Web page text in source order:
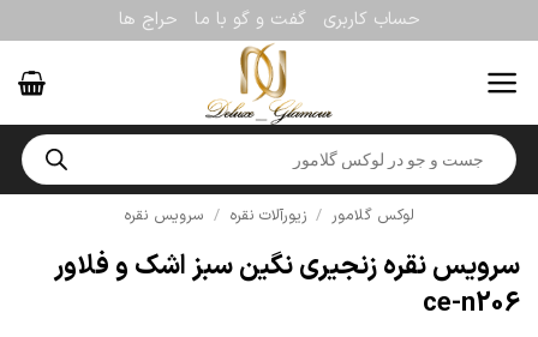
to
content
حساب کاربری گفت و گو با ما حراج ها
Products
search
لوکس گلامور / زیورآلات نقره / سرویس نقره
سرویس نقره زنجیری نگین سبز اشک و فلاور
ce-n206